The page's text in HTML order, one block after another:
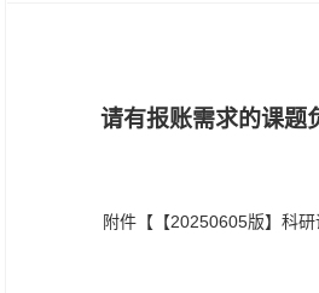
请有报账需求的课题
附件【【20250605版】科